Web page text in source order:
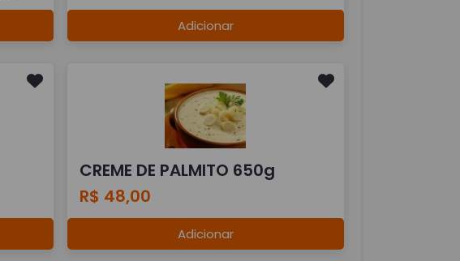
Adicionar
CREME DE PALMITO 650g
R$ 48,00
Adicionar